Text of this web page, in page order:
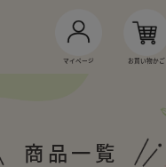
マイページ お買い物かご
商品一覧